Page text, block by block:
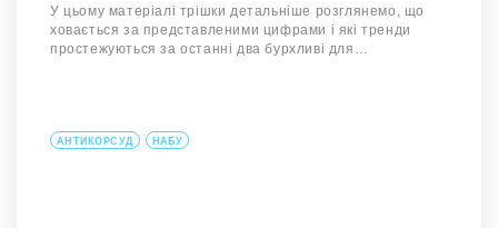
У цьому матеріалі трішки детальніше розглянемо, що
ховається за представленими цифрами і які тренди
простежуються за останні два бурхливі для…
АНТИКОРСУД НАБУ